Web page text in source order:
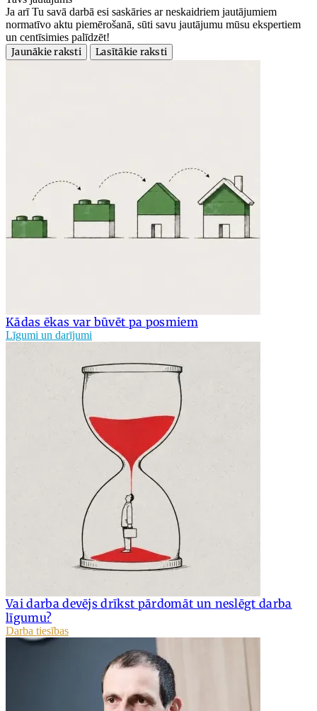
Ja arī Tu savā darbā esi saskāries ar neskaidriem jautājumiem
normatīvo aktu piemērošanā, sūti savu jautājumu mūsu ekspertiem
un centīsimies palīdzēt!
Jaunākie raksti
Lasītākie raksti
Kādas ēkas var būvēt pa posmiem
Līgumi un darījumi
Vai darba devējs drīkst pārdomāt un neslēgt darba
līgumu?
Darba tiesības